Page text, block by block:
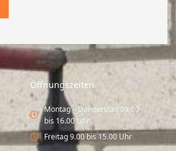
Öffnungszeiten
Montag – Donnerstag 09.00
bis 16.00 Uhr
Freitag 9.00 bis 15.00 Uhr